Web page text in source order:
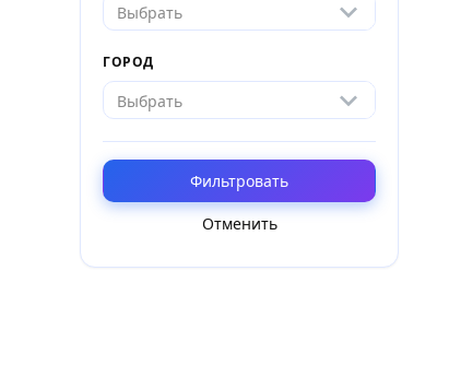
Выбрать
ГОРОД
Выбрать
Фильтровать
Отменить